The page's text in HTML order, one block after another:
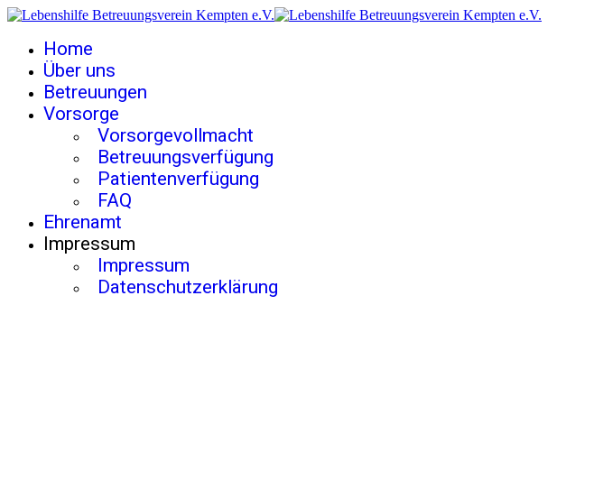
Home
Über uns
Betreuungen
Vorsorge
Vorsorgevollmacht
Betreuungsverfügung
Patientenverfügung
FAQ
Ehrenamt
Impressum
Impressum
Datenschutzerklärung